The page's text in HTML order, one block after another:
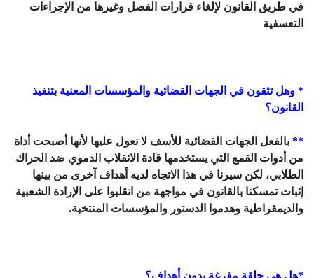
في طريق القانون لإلغاء قرارات الفصل وغيرها من الإجراءات
التعسفية
* وهل تثقون في الجهات القضائية والمؤسسات المعنية بتنفيذ
القانون؟
** بالفعل الجهات القضائية للأسف لا نعول عليها لأنها أصبحت أداة
من أدوات القمع التي يستخدمها قادة الانقلاب الدموي ضد الحراك
الطلابي، لكن سيرنا في هذا الاتجاه لديه أهداف آخرى من بينها
إثبات تمسكنا بالقانون في مواجهة من انقلبوا على الإرادة الشعبية
والديمقراطية وهدموا الدستور والمؤسسات المنتخبة.